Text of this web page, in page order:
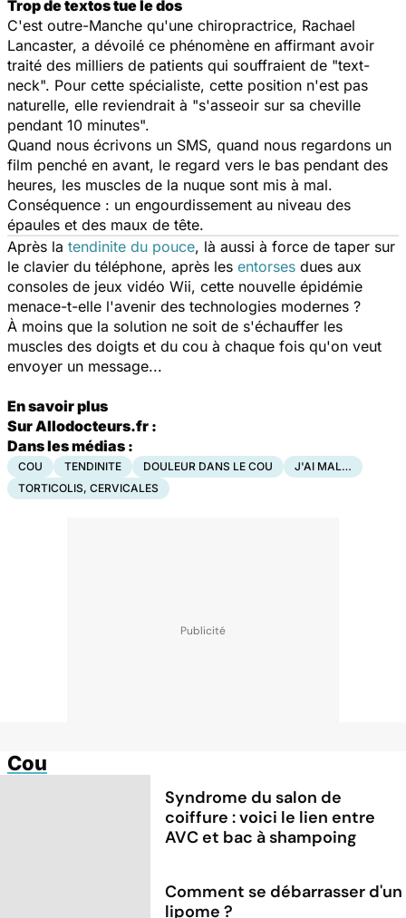
Trop de textos tue le dos
C'est outre-Manche qu'une chiropractrice, Rachael
Lancaster, a dévoilé ce phénomène en affirmant avoir
traité des milliers de patients qui souffraient de "text-
neck". Pour cette spécialiste, cette position n'est pas
naturelle, elle reviendrait à "s'asseoir sur sa cheville
pendant 10 minutes".
Quand nous écrivons un SMS, quand nous regardons un
film penché en avant, le regard vers le bas pendant des
heures, les muscles de la nuque sont mis à mal.
Conséquence : un engourdissement au niveau des
épaules et des maux de tête.
Après la tendinite du pouce, là aussi à force de taper sur
le clavier du téléphone, après les entorses dues aux
consoles de jeux vidéo Wii, cette nouvelle épidémie
menace-t-elle l'avenir des technologies modernes ?
À moins que la solution ne soit de s'échauffer les
muscles des doigts et du cou à chaque fois qu'on veut
envoyer un message...
En savoir plus
Sur Allodocteurs.fr :
Dans les médias :
COU TENDINITE DOULEUR DANS LE COU
J'AI MAL…
TORTICOLIS, CERVICALES
Cou
Syndrome du salon de
coiffure : voici le lien entre
AVC et bac à shampoing
Comment se débarrasser d'un
lipome ?